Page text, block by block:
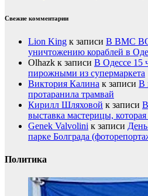
Свежие комментарии
Lion King к записи В ВМС
уничтожению кораблей в
Olhazk к записи В Одессе 15
пирожными из супермаркета
Виктория Калина к записи В
протаранила трамвай
Кирилл Шляховой к записи
выставка мастерицы,
Genek Valvolini к записи
парке Болграда
Политика